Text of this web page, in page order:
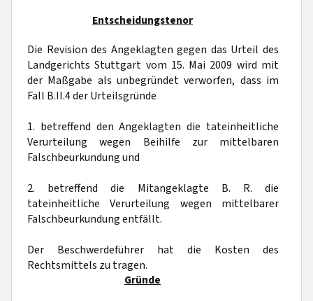
Entscheidungstenor
Die Revision des Angeklagten gegen das Urteil des
Landgerichts Stuttgart vom 15. Mai 2009 wird mit
der Maßgabe als unbegründet verworfen, dass im
Fall B.II.4 der Urteilsgründe
1. betreffend den Angeklagten die tateinheitliche
Verurteilung wegen Beihilfe zur mittelbaren
Falschbeurkundung und
2. betreffend die Mitangeklagte B. R. die
tateinheitliche Verurteilung wegen mittelbarer
Falschbeurkundung entfällt.
Der Beschwerdeführer hat die Kosten des
Rechtsmittels zu tragen.
Gründe